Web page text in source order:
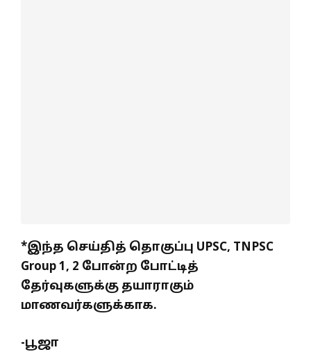
*இந்த செய்தித் தொகுப்பு UPSC, TNPSC
Group 1, 2 போன்ற போட்டித்
தேர்வுகளுக்கு தயாராகும்
மாணவர்களுக்காக.
-பூஜா